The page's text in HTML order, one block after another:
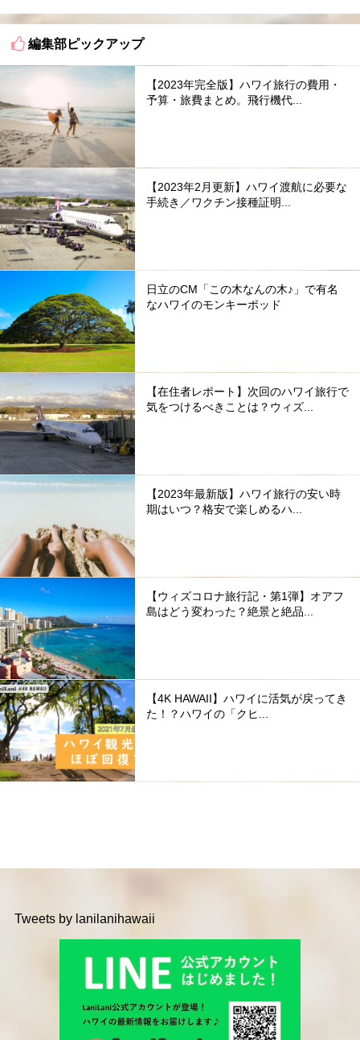
編集部ピックアップ
【2023年完全版】ハワイ旅行の費用・
予算・旅費まとめ。飛行機代...
【2023年2月更新】ハワイ渡航に必要な
手続き／ワクチン接種証明...
日立のCM「この木なんの木♪」で有名
なハワイのモンキーポッド
【在住者レポート】次回のハワイ旅行で
気をつけるべきことは？ウィズ...
【2023年最新版】ハワイ旅行の安い時
期はいつ？格安で楽しめるハ...
【ウィズコロナ旅行記・第1弾】オアフ
島はどう変わった？絶景と絶品...
【4K HAWAII】ハワイに活気が戻ってき
た！？ハワイの「クヒ...
Tweets by lanilanihawaii